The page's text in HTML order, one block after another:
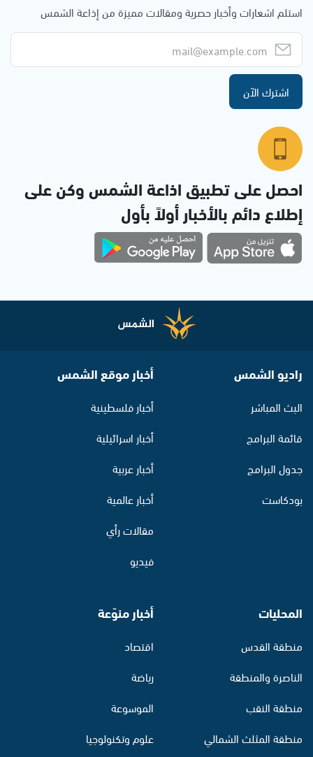
استلم اشعارات وأخبار حصرية ومقالات مميزة من إذاعة الشمس
اشترك الآن
احصل على تطبيق اذاعة الشمس وكن على
إطلاع دائم بالأخبار أولاً بأول
راديو الشمس
البث المباشر
قائمة البرامج
جدول البرامج
بودكاست
أخبار موقع الشمس
أخبار فلسطينية
أخبار اسرائيلية
أخبار عربية
أخبار عالمية
مقالات رأي
فيديو
المحليات
منطقة القدس
الناصرة والمنطقة
منطقة النقب
منطقة المثلث الشمالي
أخبار منوّعة
اقتصاد
رياضة
الموسوعة
علوم وتكنولوجيا